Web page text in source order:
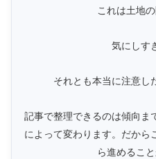
これは土地
気にしす
それとも本当に注意し
記事で整理できるのは傾向ま
によって変わります。だから
ら進めるこ